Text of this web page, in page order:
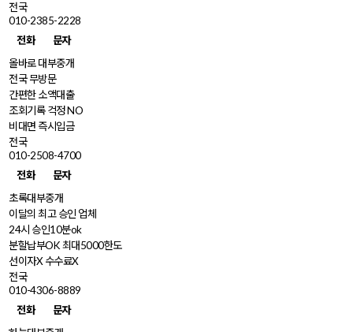
전국
010-2385-2228
전화
문자
올바로 대부중개
전국 무방문
간편한 소액대출
조회기록 걱정 NO
비대면 즉시입금
전국
010-2508-4700
전화
문자
초록대부중개
이달의 최고 승인 업체
24시 승인10분ok
분할납부OK 최대5000한도
선이자X 수수료X
전국
010-4306-8889
전화
문자